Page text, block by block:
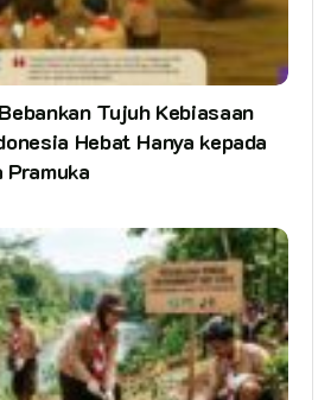
Tujuh Kebiasaan
Hebat Hanya kepada
Pramuka